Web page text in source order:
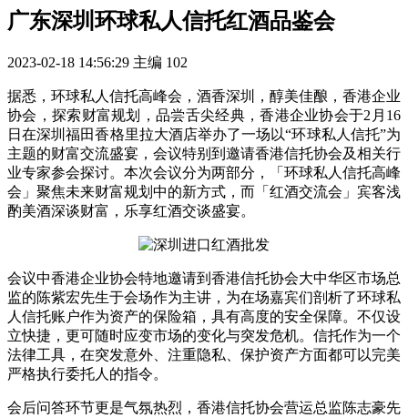
广东深圳环球私人信托红酒品鉴会
2023-02-18 14:56:29 主编 102
据悉，环球私人信托高峰会，酒香深圳，醇美佳酿，香港企业
协会，探索财富规划，品尝舌尖经典，香港企业协会于2月16
日在深圳福田香格里拉大酒店举办了一场以“环球私人信托”为
主题的财富交流盛宴，会议特别到邀请香港信托协会及相关行
业专家参会探讨。本次会议分为两部分，「环球私人信托高峰
会」聚焦未来财富规划中的新方式，而「红酒交流会」宾客浅
酌美酒深谈财富，乐享红酒交谈盛宴。
会议中香港企业协会特地邀请到香港信托协会大中华区市场总
监的陈紫宏先生于会场作为主讲，为在场嘉宾们剖析了环球私
人信托账户作为资产的保险箱，具有高度的安全保障。不仅设
立快捷，更可随时应变市场的变化与突发危机。信托作为一个
法律工具，在突发意外、注重隐私、保护资产方面都可以完美
严格执行委托人的指令。
会后问答环节更是气氛热烈，香港信托协会营运总监陈志豪先